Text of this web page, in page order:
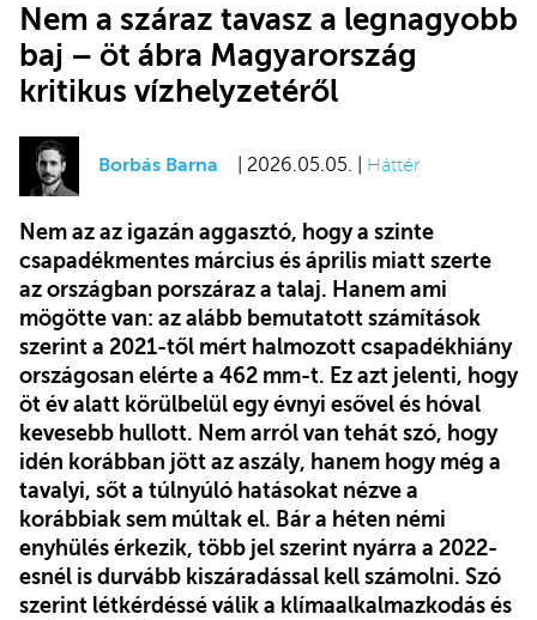
Nem a száraz tavasz a legnagyobb
baj – öt ábra Magyarország
kritikus vízhelyzetéről
Borbás Barna | 2026.05.05. | Háttér
Nem az az igazán aggasztó, hogy a szinte
csapadékmentes március és április miatt szerte
az országban porszáraz a talaj. Hanem ami
mögötte van: az alább bemutatott számítások
szerint a 2021-től mért halmozott csapadékhiány
országosan elérte a 462 mm-t. Ez azt jelenti, hogy
öt év alatt körülbelül egy évnyi esővel és hóval
kevesebb hullott. Nem arról van tehát szó, hogy
idén korábban jött az aszály, hanem hogy még a
tavalyi, sőt a túlnyúló hatásokat nézve a
korábbiak sem múltak el. Bár a héten némi
enyhülés érkezik, több jel szerint nyárra a 2022-
esnél is durvább kiszáradással kell számolni. Szó
szerint létkérdéssé válik a klímaalkalmazkodás és